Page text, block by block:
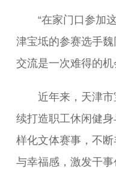
“在家门口参加这
津宝坻的参赛选手
交流是一次难得的机
近年来，天津市
续打造职工休闲健
样化文体赛事，不
与幸福感，激发干